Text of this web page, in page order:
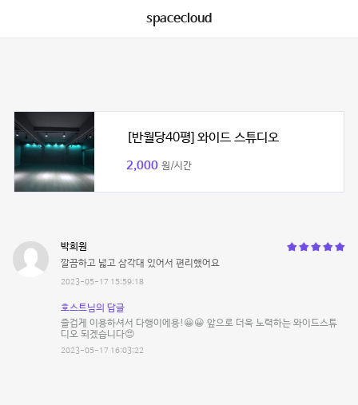
spacecloud
[반월당40평] 와이드 스튜디오
2,000 원/시간
박희원
깔끔하고 넓고 삼각대 있어서 편리했어요
2023-05-17 15:59:18
호스트님의 답글
즐겁게 이용하셔서 다행이에용!😀😀 앞으로 더욱 노력하는 와이드스튜
디오 되겠습니다😍
2023-05-17 16:03:22